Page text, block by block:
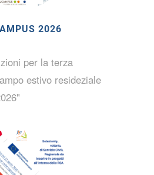
2026
per la terza
estivo resideziale